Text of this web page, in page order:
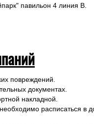
павильон 4 линия В.
повреждений.
документах.
накладной.
расписаться в